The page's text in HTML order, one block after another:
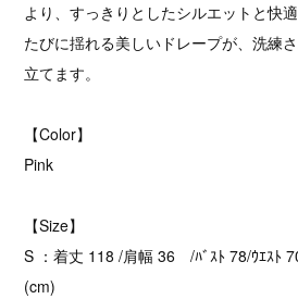
より、すっきりとしたシルエットと快
たびに揺れる美しいドレープが、洗練
立てます。
【Color】
Pink
【Size】
S ：着丈 118 /肩幅 36 /ﾊﾞｽﾄ 78/ｳｴｽﾄ
(cm)